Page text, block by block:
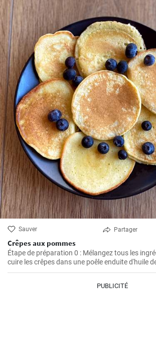
Sauver Partager
Crêpes aux pommes
Étape de préparation 0 : Mélangez tous les
cuire les crêpes dans une poêle enduite d'huile
PUBLICITÉ